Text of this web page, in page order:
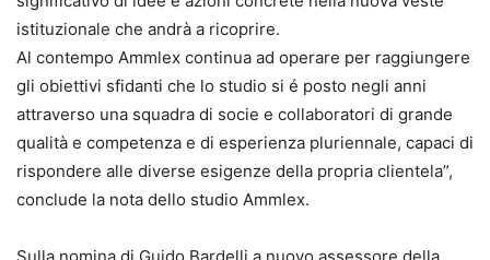
istituzionale che andrà a ricoprire.
Al contempo Ammlex continua ad operare per raggiungere
gli obiettivi sfidanti che lo studio si é posto negli anni
attraverso una squadra di socie e collaboratori di grande
qualità e competenza e di esperienza pluriennale, capaci di
rispondere alle diverse esigenze della propria clientela”,
conclude la nota dello studio Ammlex.